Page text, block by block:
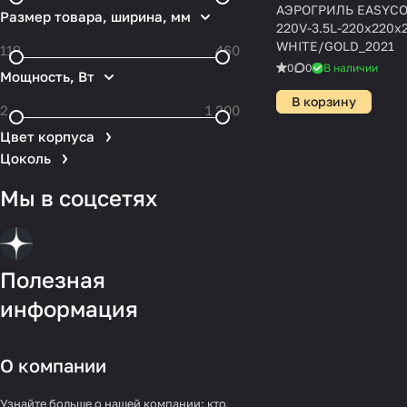
АЭРОГРИЛЬ
220V-3.5L-
WHITE/GOLD_2021
0 0 В наличии
В корзину
Размер товара, ширина, мм
Мощность, Вт
Цвет корпуса
Цоколь
Мы в соцсетях
Полезная
информация
О компании
Узнайте больше о нашей компании: кто